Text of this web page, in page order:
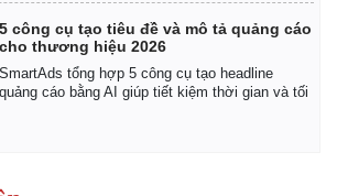
5 công cụ tạo tiêu đề và mô tả quảng cáo
cho thương hiệu 2026
SmartAds tổng hợp 5 công cụ tạo headline
quảng cáo bằng AI giúp tiết kiệm thời gian và tối